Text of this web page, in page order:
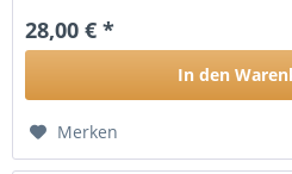
28,00 € *
In den
Merken